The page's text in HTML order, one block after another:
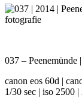
037 – Peenemünde
canon eos 60d |
1/30 sec | iso 2500